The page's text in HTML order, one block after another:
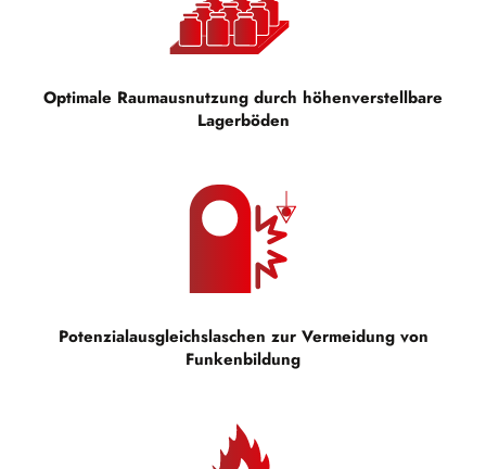
Optimale Raumausnutzung durch höhenverstellbare
Lagerböden
Potenzialausgleichslaschen zur Vermeidung von
Funkenbildung